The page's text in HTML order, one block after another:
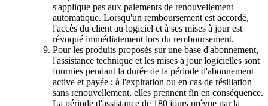
s'applique pas aux paiements de renouvellement
automatique. Lorsqu'un remboursement est accordé,
l'accès du client au logiciel et à ses mises à jour est
révoqué immédiatement lors du remboursement.
Pour les produits proposés sur une base d'abonnement,
l'assistance technique et les mises à jour logicielles sont
fournies pendant la durée de la période d'abonnement
active et payée ; à l'expiration ou en cas de résiliation
sans renouvellement, elles prennent fin en conséquence.
La période d'assistance de 180 jours prévue par la